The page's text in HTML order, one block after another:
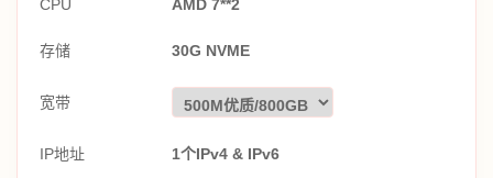
CPU AMD 7**2
存储 30G NVME
宽带
IP地址 1个IPv4 & IPv6